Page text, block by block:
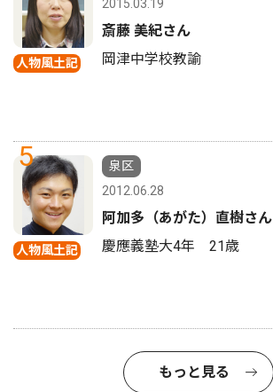
人物風土記
2015.03.19
斎藤 美紀さん
岡津中学校教諭
5
人物風土記
泉区
2012.06.28
阿加多（あがた）直樹さん
慶應義塾大4年 21歳
もっと見る